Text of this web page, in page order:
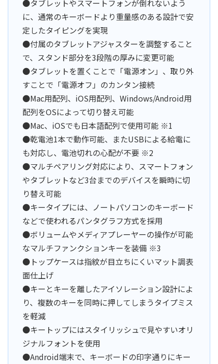
●タブレットやスマートフォンが倒れないよう
に、通常のキーボードより重量感のある設計で安
定したタイピングを実現
●付属のタブレットアジャスターを調整すること
で、スタンド部分を3段階の厚みに変更可能
●タブレットを置くことで「電源オン」、取り外
すことで「電源オフ」のカンタン接続
●Mac用配列、iOS用配列、Windows/Android用
配列をOSによって切り替え可能
●Mac、iOSでも日本語配列で使用可能 ※1
●乾電池1本で動作可能、またUSBによる給電に
も対応し、電池切れの心配が不要 ※2
●マルチペアリング対応により、スマートフォン
やタブレットなど3台までのデバイスを瞬時に切
り替え可能
●キータイプには、ノートパソコンのキーボード
などで使われるパンタグラフ方式を採用
●ボリュームやメディアプレーヤーの操作が可能
なマルチファンクションキーを装備 ※3
●トップケースは指紋が目立ちにくいマット調表
面仕上げ
●キーとキーを離したアイソレーション設計によ
り、複数のキーを同時に押してしまうタイプミス
を軽減
●キートップにはスタイリッシュで見やすいオリ
ジナルフォントを使用
●Android端末で、キーボードの印字通りにキー